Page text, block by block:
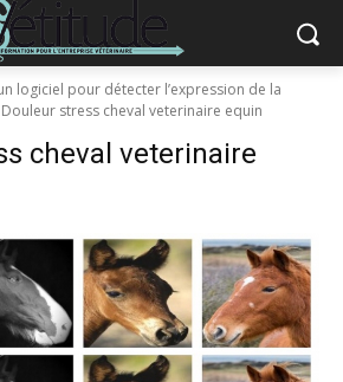
logiciel pour détecter l’expression de la
Douleur stress cheval veterinaire equin
cheval veterinaire